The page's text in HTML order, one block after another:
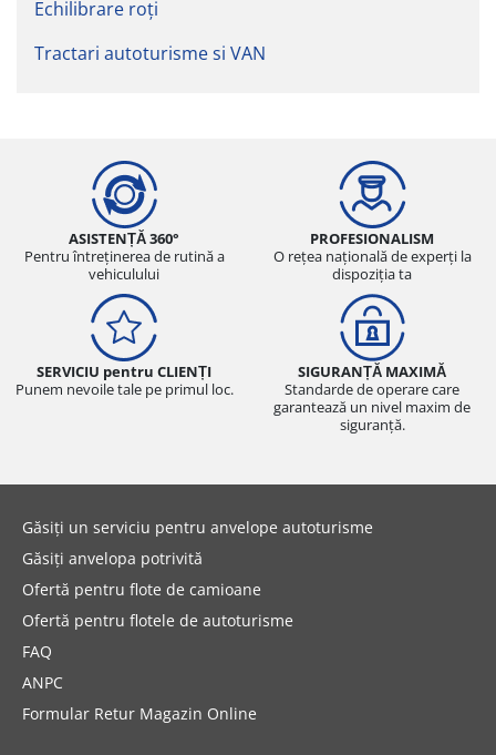
Echilibrare roți
Tractari autoturisme si VAN
ASISTENȚĂ 360°
Pentru întreținerea de rutină a
vehiculului
PROFESIONALISM
O rețea națională de experți la
dispoziția ta
SERVICIU pentru CLIENȚI
Punem nevoile tale pe primul loc.
SIGURANȚĂ MAXIMĂ
Standarde de operare care
garantează un nivel maxim de
siguranță.
Găsiți un serviciu pentru anvelope autoturisme
Găsiți anvelopa potrivită
Ofertă pentru flote de camioane
Ofertă pentru flotele de autoturisme
FAQ
ANPC
Formular Retur Magazin Online